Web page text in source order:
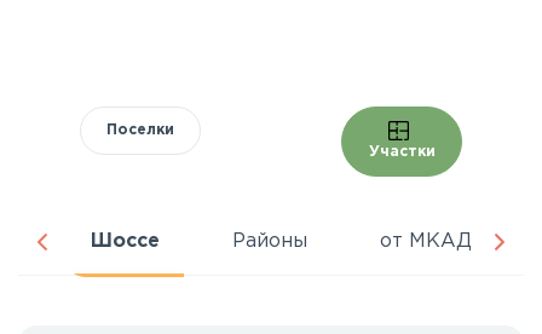
Поселки
Участки
Шоссе Районы от МКАД